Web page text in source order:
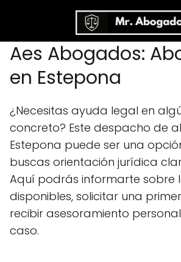
Aes Abogados:
en Estepona
¿Necesitas ayuda legal en
concreto? Este despacho de
Estepona puede ser una
buscas orientación jurídica
Aquí podrás informarte sobre
disponibles, solicitar una
recibir asesoramiento
caso.